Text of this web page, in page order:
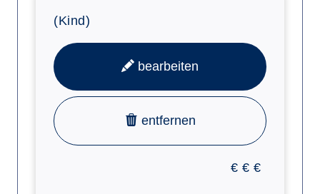
(Kind)
bearbeiten
entfernen
€ € €